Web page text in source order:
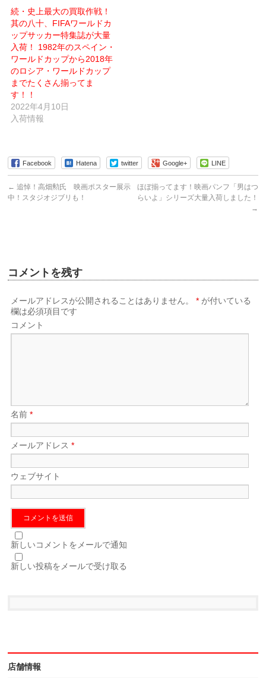
ン
ド
ウ
で
開
き
ま
す)
す)
続・史上最大の買取作戦！
其の八十、FIFAワールドカ
ップサッカー特集誌が大量
入荷！ 1982年のスペイン・
ワールドカップから2018年
のロシア・ワールドカップ
までたくさん揃ってま
す！！
2022年4月10日
入荷情報
Facebook Hatena twitter Google+ LINE
← 追悼！高畑勲氏 映画ポスター展示
中！スタジオジブリも！
ほぼ揃ってます！映画パンフ「男はつ
らいよ」シリーズ大量入荷しました！
→
コメントを残す
メールアドレスが公開されることはありません。 * が付いている
欄は必須項目です
コメント
名前*
メールアドレス*
ウェブサイト
新しいコメントをメールで通知
新しい投稿をメールで受け取る
店舗情報